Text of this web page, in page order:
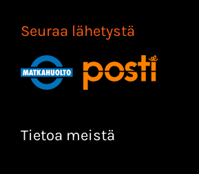
Seuraa lähetystä
Tietoa meistä